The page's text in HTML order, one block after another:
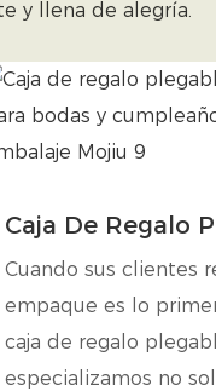
y llena de alegría.
Caja De Regalo
Cuando sus clientes
empaque es lo
caja de regalo
especializamos no